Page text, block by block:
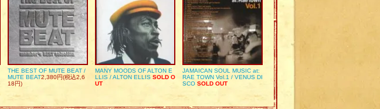
THE BEST OF MUTE BEAT /
MUTE BEAT2,380円(税込2,6
18円)
MANY MOODS OF ALTON E
LLIS / ALTON ELLIS SOLD O
UT
JAMAICAN SOUL MUSIC at:
RAE TOWN Vol.1 / VENUS DI
SCO SOLD OUT